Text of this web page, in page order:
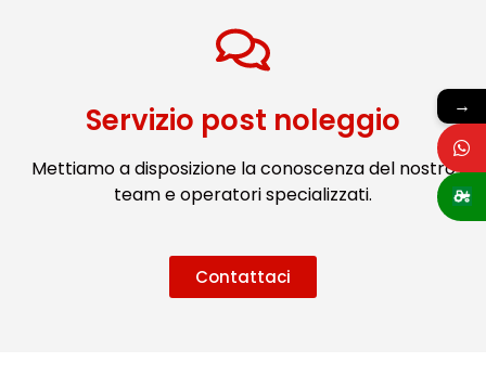
Servizio post noleggio
Mettiamo a disposizione la conoscenza del nostro
team e operatori specializzati.
Contattaci
→